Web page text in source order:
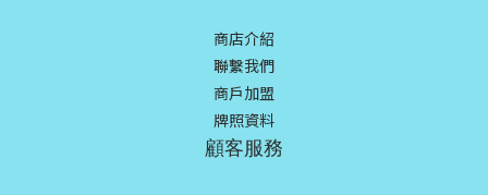
商店介紹
聯繫我們
商戶加盟
牌照資料
顧客服務